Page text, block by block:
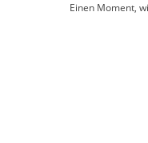
Einen Moment,